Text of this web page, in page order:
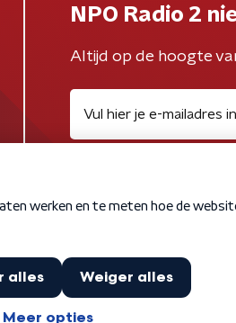
NPO Radio 2
Altijd op de hoogte